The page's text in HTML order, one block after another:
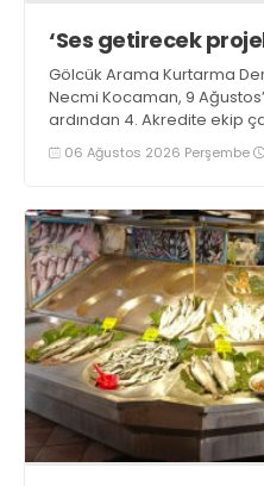
‘Ses getirecek
Gölcük Arama Kurtarma
Necmi Kocaman, 9
ardından 4. Akredite ekip
tamamlayacaklarını ifade
bulundu. Kocaman,
06 Ağustos 2026 Perşembe